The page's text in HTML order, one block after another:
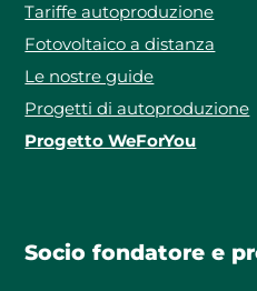
Tariffe autoproduzione
Fotovoltaico a distanza
Le nostre guide
Progetti di autoproduzione
Progetto WeForYou
Socio fondatore e